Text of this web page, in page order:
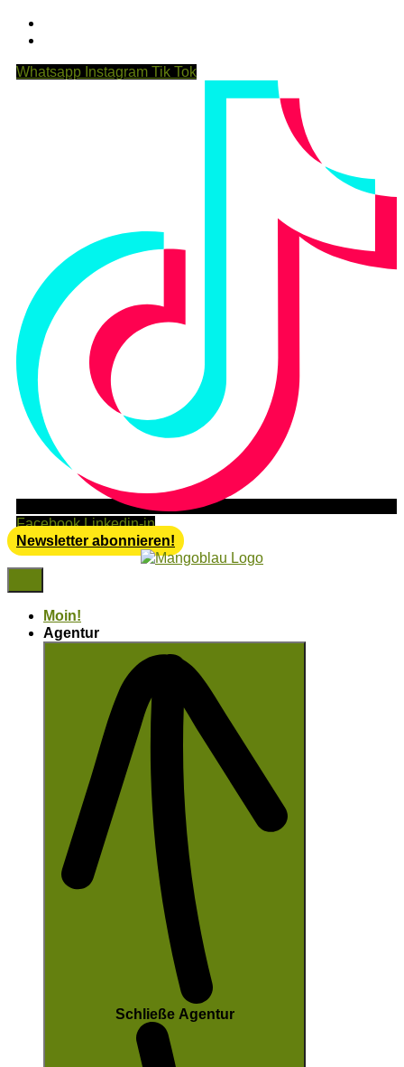
Whatsapp Instagram Tik Tok
Facebook Linkedin-in
Newsletter abonnieren!
Moin!
Agentur
Schließe Agentur